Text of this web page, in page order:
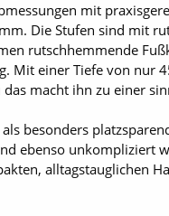
mit
Die Stufen sind mit
rutschhemmende
Mit einer Tiefe von nur
macht ihn zu einer
besonders
ebenso unkompliziert
alltagstauglichen